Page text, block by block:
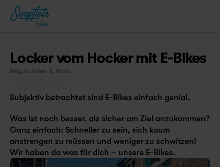
News
Locker vom Hocker mit E-Bikes
Blog, October 3, 2022
Subjektiv betrachtet sind E-Bikes einfach genial.
Was ist noch besser, als sicher am Ziel anzukommen?
Ganz einfach: Schneller zu sein, sich kaum
anstrengen zu müssen und weniger zu schwitzen!
Wir haben da was für dich – unsere E-Bikes.